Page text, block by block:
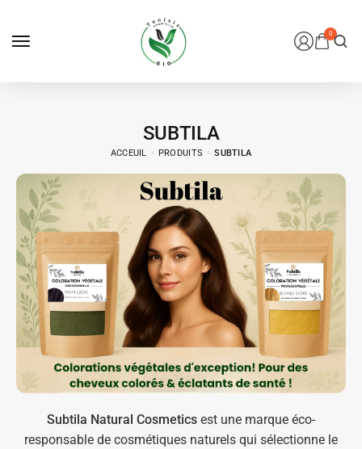
0
SUBTILA
ACCEUIL PRODUITS SUBTILA
Subtila Natural Cosmetics est une marque éco-
responsable de cosmétiques naturels qui sélectionne le